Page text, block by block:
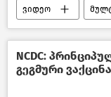
ვიდეო
შემთხვევები
საქართველო
NCDC:
გეგმური